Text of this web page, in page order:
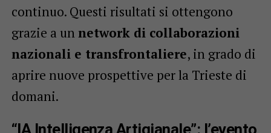
continuo. Questi risultati si ottengono
grazie a unnetwork di collaborazioni
nazionali e transfrontaliere, in grado di
aprire nuove prospettive per la Trieste di
domani.